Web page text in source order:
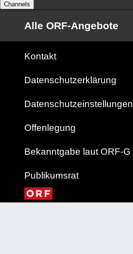
Channels
Alle ORF-Angebote
Kontakt
Datenschutzerklärung
Datenschutzeinstellungen
Offenlegung
Bekanntgabe laut ORF-G
Publikumsrat